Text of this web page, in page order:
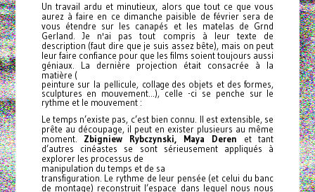
Un travail ardu et minutieux, alors que tout ce que vous
aurez à faire en ce dimanche paisible de février sera de
vous étendre sur les canapés et les matelas de Grnd
Gerland. Je n'ai pas tout compris à leur texte de
description (faut dire que je suis assez bête), mais on peut
leur faire confiance pour que les films soient toujours aussi
géniaux. La dernière projection était consacrée à la
matière (
peinture sur la pellicule, collage des objets et des formes,
sculptures en mouvement...), celle -ci se penche sur le
rythme et le mouvement :
Le temps n’existe pas, c’est bien connu. Il est extensible, se
prête au découpage, il peut en exister plusieurs au même
moment. Zbigniew Rybczynski, Maya Deren et tant
d’autres cinéastes se sont sérieusement appliqués à
explorer les processus de
manipulation du temps et de sa
transfiguration. Le rythme de leur pensée (et celui du banc
de montage) reconstruit l’espace dans lequel nous nous